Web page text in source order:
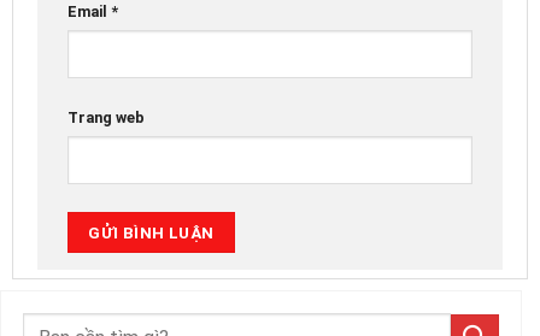
Email *
Trang web